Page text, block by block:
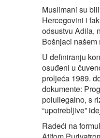
Muslimani su
Hercegovini i
odsustvu Adila,
Bošnjaci našem
U definiranju
osuđeni u
proljeća 1989.
dokumente:
poluilegalno, s
“upotrebljive”
Radeći na